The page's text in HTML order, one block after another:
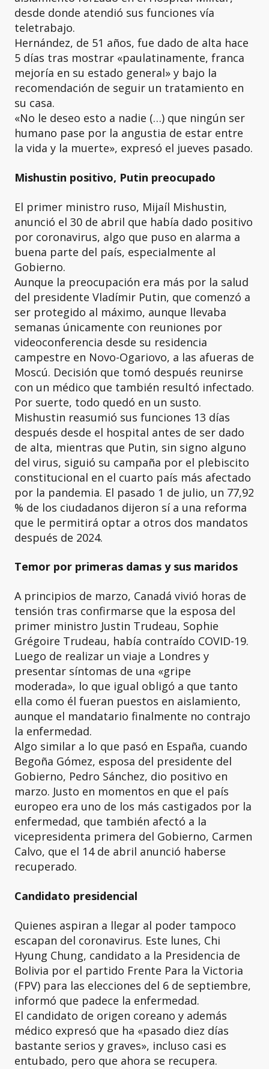
desde donde atendió sus funciones vía
teletrabajo.
Hernández, de 51 años, fue dado de alta hace
5 días tras mostrar «paulatinamente, franca
mejoría en su estado general» y bajo la
recomendación de seguir un tratamiento en
su casa.
«No le deseo esto a nadie (…) que ningún ser
humano pase por la angustia de estar entre
la vida y la muerte», expresó el jueves pasado.
Mishustin positivo, Putin preocupado
El primer ministro ruso, Mijaíl Mishustin,
anunció el 30 de abril que había dado positivo
por coronavirus, algo que puso en alarma a
buena parte del país, especialmente al
Gobierno.
Aunque la preocupación era más por la salud
del presidente Vladímir Putin, que comenzó a
ser protegido al máximo, aunque llevaba
semanas únicamente con reuniones por
videoconferencia desde su residencia
campestre en Novo-Ogariovo, a las afueras de
Moscú. Decisión que tomó después reunirse
con un médico que también resultó infectado.
Por suerte, todo quedó en un susto.
Mishustin reasumió sus funciones 13 días
después desde el hospital antes de ser dado
de alta, mientras que Putin, sin signo alguno
del virus, siguió su campaña por el plebiscito
constitucional en el cuarto país más afectado
por la pandemia. El pasado 1 de julio, un 77,92
% de los ciudadanos dijeron sí a una reforma
que le permitirá optar a otros dos mandatos
después de 2024.
Temor por primeras damas y sus maridos
A principios de marzo, Canadá vivió horas de
tensión tras confirmarse que la esposa del
primer ministro Justin Trudeau, Sophie
Grégoire Trudeau, había contraído COVID-19.
Luego de realizar un viaje a Londres y
presentar síntomas de una «gripe
moderada», lo que igual obligó a que tanto
ella como él fueran puestos en aislamiento,
aunque el mandatario finalmente no contrajo
la enfermedad.
Algo similar a lo que pasó en España, cuando
Begoña Gómez, esposa del presidente del
Gobierno, Pedro Sánchez, dio positivo en
marzo. Justo en momentos en que el país
europeo era uno de los más castigados por la
enfermedad, que también afectó a la
vicepresidenta primera del Gobierno, Carmen
Calvo, que el 14 de abril anunció haberse
recuperado.
Candidato presidencial
Quienes aspiran a llegar al poder tampoco
escapan del coronavirus. Este lunes, Chi
Hyung Chung, candidato a la Presidencia de
Bolivia por el partido Frente Para la Victoria
(FPV) para las elecciones del 6 de septiembre,
informó que padece la enfermedad.
El candidato de origen coreano y además
médico expresó que ha «pasado diez días
bastante serios y graves», incluso casi es
entubado, pero que ahora se recupera.